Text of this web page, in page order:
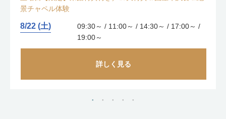
景チャペル体験
8/22 (土)
09:30～ / 11:00～ / 14:30～ / 17:00～ /
19:00～
詳しく見る